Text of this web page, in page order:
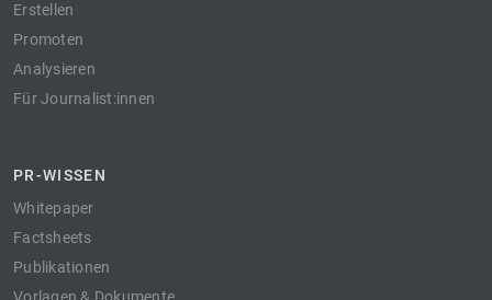
Erstellen
Promoten
Analysieren
Für Journalist:innen
PR-WISSEN
Whitepaper
Factsheets
Publikationen